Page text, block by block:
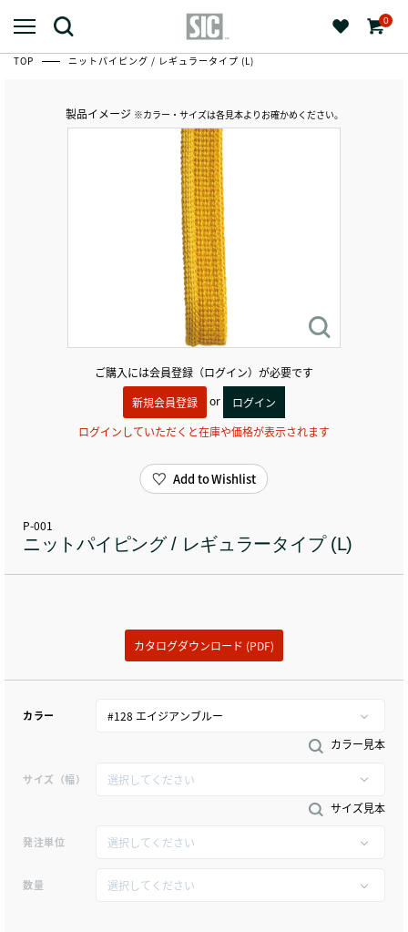
0
TOP ニットパイピング / レギュラータイプ (L)
製品イメージ ※カラー・サイズは各見本よりお確かめください。
ご購入には会員登録（ログイン）が必要です
新規会員登録
or
ログイン
ログインしていただくと在庫や価格が表示されます
P-001
ニットパイピング / レギュラータイプ (L)
カタログダウンロード (PDF)
カラー
カラー見本
サイズ（幅）
サイズ見本
発注単位
数量
Add to Wishlist